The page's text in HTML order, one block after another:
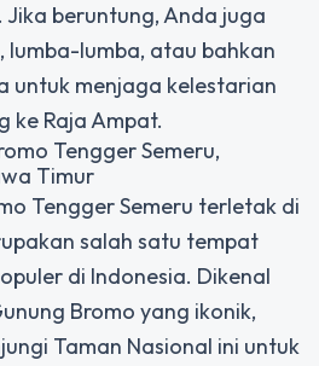
Jika beruntung, Anda juga
lumba-lumba, atau bahkan
untuk menjaga kelestarian
ke Raja Ampat.
Tengger Semeru,
Timur
Tengger Semeru terletak di
salah satu tempat
di Indonesia. Dikenal
Bromo yang ikonik,
Taman Nasional ini untuk